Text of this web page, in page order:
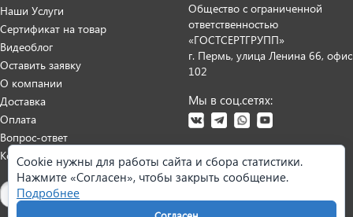
Наши Услуги
Сертификат на товар
Видеоблог
Оставить заявку
О компании
Доставка
Оплата
Вопрос-ответ
Контакты
Общество с ограниченной
ответственностью
«ГОСТСЕРТГРУПП»
г. Пермь, улица Ленина 66, офис
102
Мы в соц.сетях:
Cookie нужны для работы сайта и сбора статистики.
Нажмите «Согласен», чтобы закрыть сообщение.
Подробнее